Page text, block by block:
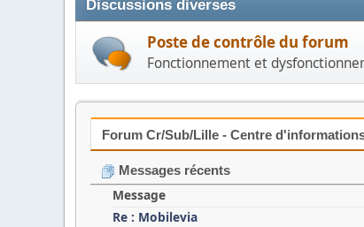
Discussions diverses
Poste de contrôle du forum
Fonctionnement et
Forum Cr/Sub/Lille - Centre
Messages récents
Message
Re : Mobilevia